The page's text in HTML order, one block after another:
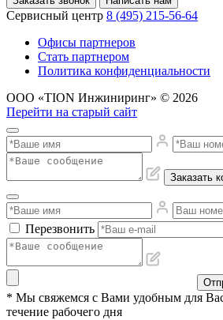
Сервисный центр 8 (495) 215-56-64
Офисы партнеров
Стать партнером
Политика конфиденциальности
ООО «TION Инжиниринг» © 2026
Перейти на старый сайт
Заказать
Перезвонить
* Мы свяжемся с Вами удобным для
течение рабочего дня